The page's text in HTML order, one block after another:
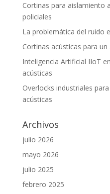
Cortinas para aislamiento
policiales
La problemática del ruido
Cortinas acústicas para
Inteligencia Artificial IIoT
acústicas
Overlocks industriales
acústicas
Archivos
julio 2026
mayo 2026
julio 2025
febrero 2025